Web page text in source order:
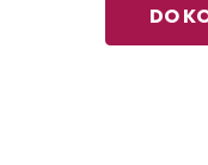
DO